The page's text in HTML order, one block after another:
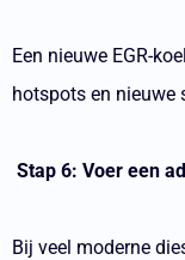
Een nieuwe EGR-
hotspots en nieuwe
Stap 6: Voer een
Bij veel moderne